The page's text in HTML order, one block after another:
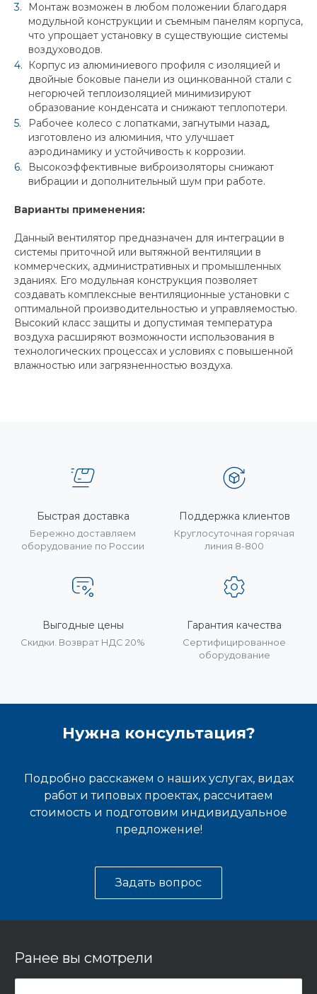
Монтаж возможен в любом положении благодаря
модульной конструкции и съемным панелям корпуса,
что упрощает установку в существующие системы
воздуховодов.
Корпус из алюминиевого профиля с изоляцией и
двойные боковые панели из оцинкованной стали с
негорючей теплоизоляцией минимизируют
образование конденсата и снижают теплопотери.
Рабочее колесо с лопатками, загнутыми назад,
изготовлено из алюминия, что улучшает
аэродинамику и устойчивость к коррозии.
Высокоэффективные виброизоляторы снижают
вибрации и дополнительный шум при работе.
Варианты применения:
Данный вентилятор предназначен для интеграции в
системы приточной или вытяжной вентиляции в
коммерческих, административных и промышленных
зданиях. Его модульная конструкция позволяет
создавать комплексные вентиляционные установки с
оптимальной производительностью и управляемостью.
Высокий класс защиты и допустимая температура
воздуха расширяют возможности использования в
технологических процессах и условиях с повышенной
влажностью или загрязненностью воздуха.
Быстрая доставка
Бережно доставляем
оборудование по России
Поддержка клиентов
Круглосуточная горячая
линия 8-800
Выгодные цены
Скидки. Возврат НДС 20%
Гарантия качества
Сертифицированное
оборудование
Нужна консультация?
Подробно расскажем о наших услугах, видах
работ и типовых проектах, рассчитаем
стоимость и подготовим индивидуальное
предложение!
Задать вопрос
Ранее вы смотрели